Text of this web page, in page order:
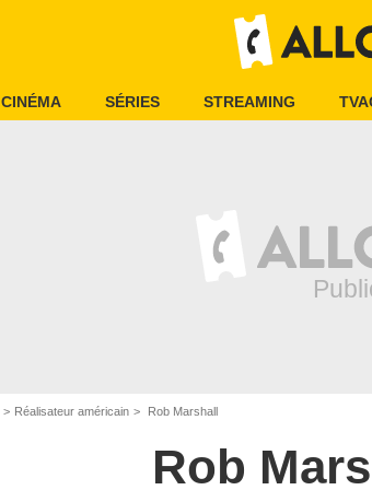
CINÉMA SÉRIES STREAMING
Réalisateur américain Rob Marshall
Rob